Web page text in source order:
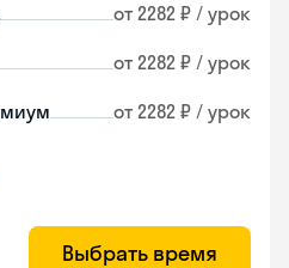
от 2282 ₽ / урок
от 2282 ₽ / урок
от 2282 ₽ / урок
Выбрать время